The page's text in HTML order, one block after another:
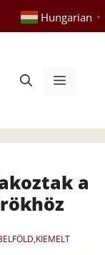
Hungarian ▼
Menü
a
,KIEMELT